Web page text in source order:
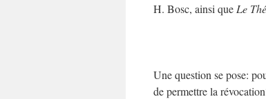
H. Bosc, ainsi que Le
Une question se pose:
de permettre la